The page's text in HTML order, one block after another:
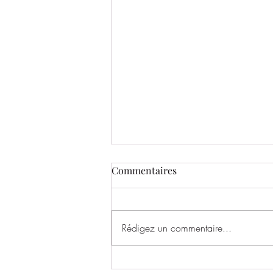
Un très bel échange entre le
Commentaires
Rédigez un commentaire...